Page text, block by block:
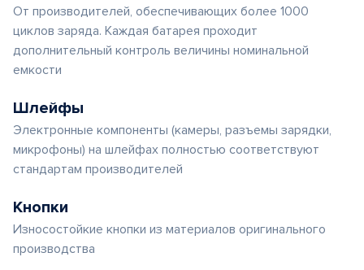
От производителей, обеспечивающих более 1000
циклов заряда. Каждая батарея проходит
дополнительный контроль величины номинальной
емкости
Шлейфы
Электронные компоненты (камеры, разъемы зарядки,
микрофоны) на шлейфах полностью соответствуют
стандартам производителей
Кнопки
Износостойкие кнопки из материалов оригинального
производства